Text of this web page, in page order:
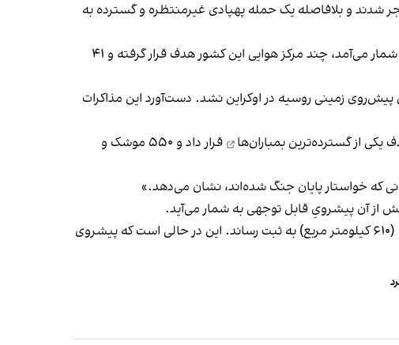
شدند و بلافاصله یک حمله پهپادی غیرمنتظره و گسترده به
روز ۱۱ خرداد روسیه تایید کرد که در نتیجه این عملیات که از آغاز جنگ بزرگ‌ترین عملیات با بیشترین بُرد علیه روسیه به شمار می‌آمد، چند مرکز هوایی این کشور هدف قرار گرفته و ۴۱
زمینی روسیه در اوکراین نشد. دست‌آورد این مذاکرات
گسترده‌ترین بمباران‌ها
قرار داد و ۵۵۰ موشک و
که خواستار پایان جنگ شده‌اند، نشان می‌دهد.»
از آن پیشرویِ قابل توجهی به شمار می‌آید.
بر این اساس، روسیه در ماه ژوئن سومین پیشروی بزرگ خود را از نوامبر ۲۰۲۴ (۷۲۵ کیلومتر مربع) و اکتبر همان سال (۶۱۰ کیلومتر مربع) به ثبت رساند. این در حالی است که پیشروی